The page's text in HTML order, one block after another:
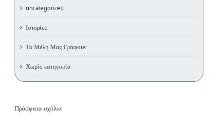
uncategorized
Ιστορίες
Τα Μέλη Μας Γράφουν
Χωρίς κατηγορία
Πρόσφατα σχόλια